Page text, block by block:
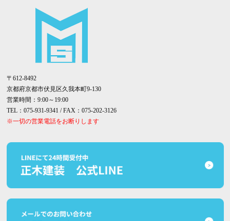
〒612-8492
京都府京都市伏見区久我本町9-130
営業時間：9:00～19:00
TEL：075-931-9341 / FAX：075-202-3126
※一切の営業電話をお断りします